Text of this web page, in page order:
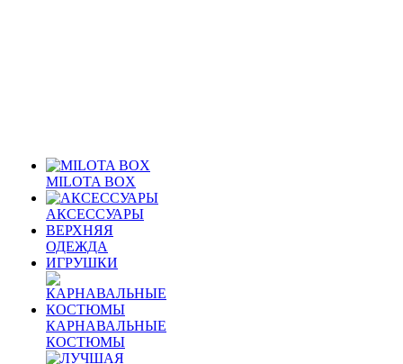
MILOTA BOX
АКСЕССУАРЫ
ВЕРХНЯЯ
ОДЕЖДА
ИГРУШКИ
КАРНАВАЛЬНЫЕ
КОСТЮМЫ